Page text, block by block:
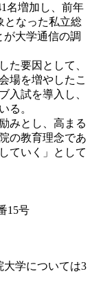
名増加し、前年
となった私立総
が大学通信の調
た要因として、
場を増やしたこ
入試を導入し、
る。
みとし、高まる
の教育理念であ
ていく」として
15号
大学については3